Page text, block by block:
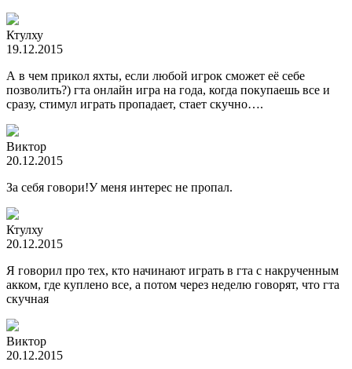
Ктулху
19.12.2015
А в чем прикол яхты, если любой игрок сможет её себе
позволить?) гта онлайн игра на года, когда покупаешь все и
сразу, стимул играть пропадает, стает скучно….
Виктор
20.12.2015
За себя говори!У меня интерес не пропал.
Ктулху
20.12.2015
Я говорил про тех, кто начинают играть в гта с накрученным
акком, где куплено все, а потом через неделю говорят, что гта
скучная
Виктор
20.12.2015